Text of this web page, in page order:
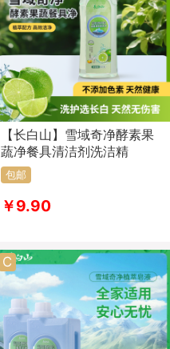
【长白山】雪域奇净酵素果
蔬净餐具清洁剂洗洁精
包邮
￥9.90
C